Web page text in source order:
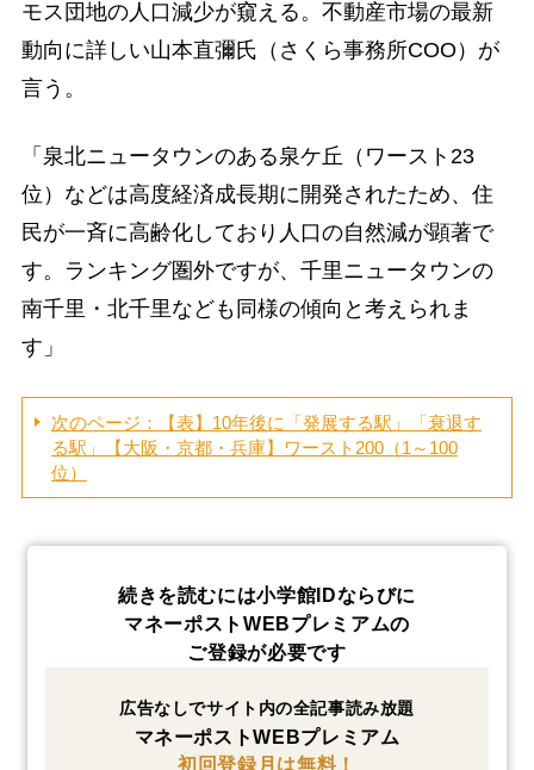
モス団地の人口減少が窺える。不動産市場の最新
動向に詳しい山本直彌氏（さくら事務所COO）が
言う。
「泉北ニュータウンのある泉ケ丘（ワースト23
位）などは高度経済成長期に開発されたため、住
民が一斉に高齢化しており人口の自然減が顕著で
す。ランキング圏外ですが、千里ニュータウンの
南千里・北千里なども同様の傾向と考えられま
す」
次のページ：【表】10年後に「発展する駅」「衰退す
る駅」【大阪・京都・兵庫】ワースト200（1～100
位）
続きを読むには小学館IDならびに
マネーポストWEBプレミアムの
ご登録が必要です
広告なしでサイト内の全記事読み放題
マネーポストWEBプレミアム
初回登録月は無料！